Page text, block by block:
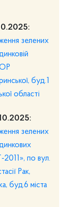
зелених
буд.1
області
зелених
по вул.
Рак,
буд.6 міста